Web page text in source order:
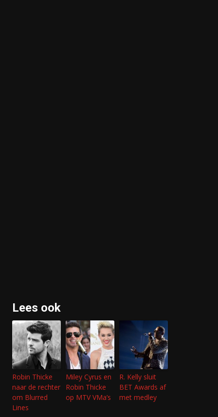
Lees ook
Robin Thicke
naar de rechter
om Blurred
Lines
Miley Cyrus en
Robin Thicke
op MTV VMa’s
R. Kelly sluit
BET Awards af
met medley